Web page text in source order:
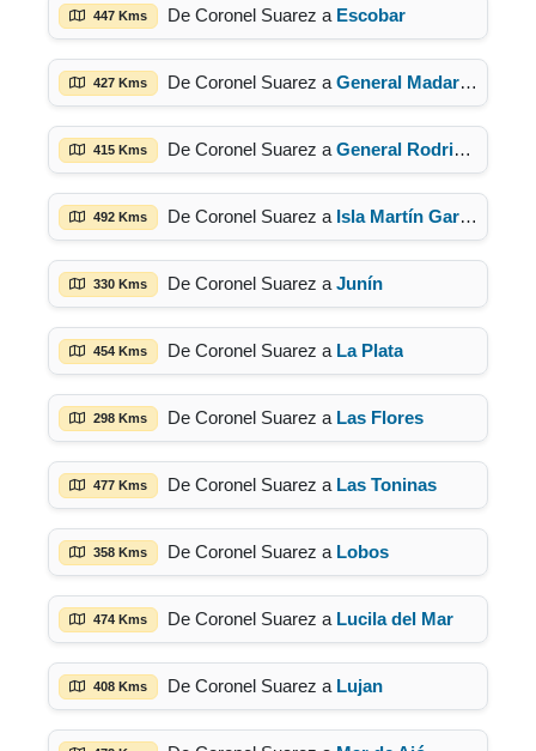
447 Kms De Coronel Suarez a Escobar
427 Kms De Coronel Suarez a General Madariaga
415 Kms De Coronel Suarez a General Rodriguez
492 Kms De Coronel Suarez a Isla Martín García
330 Kms De Coronel Suarez a Junín
454 Kms De Coronel Suarez a La Plata
298 Kms De Coronel Suarez a Las Flores
477 Kms De Coronel Suarez a Las Toninas
358 Kms De Coronel Suarez a Lobos
474 Kms De Coronel Suarez a Lucila del Mar
408 Kms De Coronel Suarez a Lujan